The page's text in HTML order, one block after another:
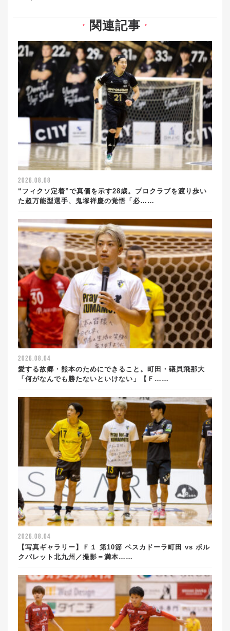
▼ 関連記事 ▼
2026.08.08
“フィクソ定着”で真価を示す28歳。プロクラブを渡り歩い
た超万能型選手、鬼塚祥慶の覚悟「必……
2026.08.04
愛する故郷・熊本のためにできること。町田・礒貝飛那大
「何がなんでも勝たないといけない」【Ｆ……
2026.08.04
【写真ギャラリー】Ｆ１ 第10節 ペスカドーラ町田 vs ボル
クバレット北九州／撮影＝満本……